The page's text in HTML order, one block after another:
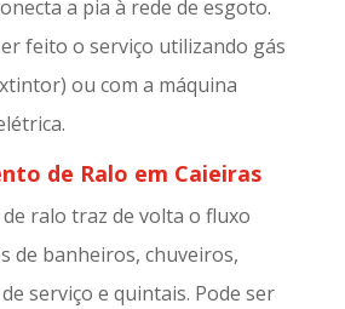
a pia à rede de esgoto.
feito o serviço utilizando gás
ou com a máquina
de Ralo em Caieiras
ralo traz de volta o fluxo
de banheiros, chuveiros,
serviço e quintais. Pode ser